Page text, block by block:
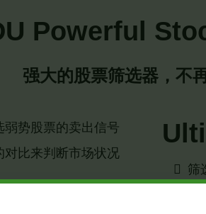
Powerful
强大的股票筛选器，不
势股票的卖出信号
比来判断市场状况
筛